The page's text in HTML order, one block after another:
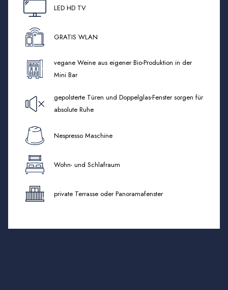
LED HD TV
GRATIS WLAN
vegane Weine aus eigener Bio-Produktion in der
Mini Bar
gepolsterte Türen und Doppelglas-Fenster sorgen für
absolute Ruhe
Nespresso Maschine
Wohn- und Schlafraum
private Terrasse oder Panoramafenster